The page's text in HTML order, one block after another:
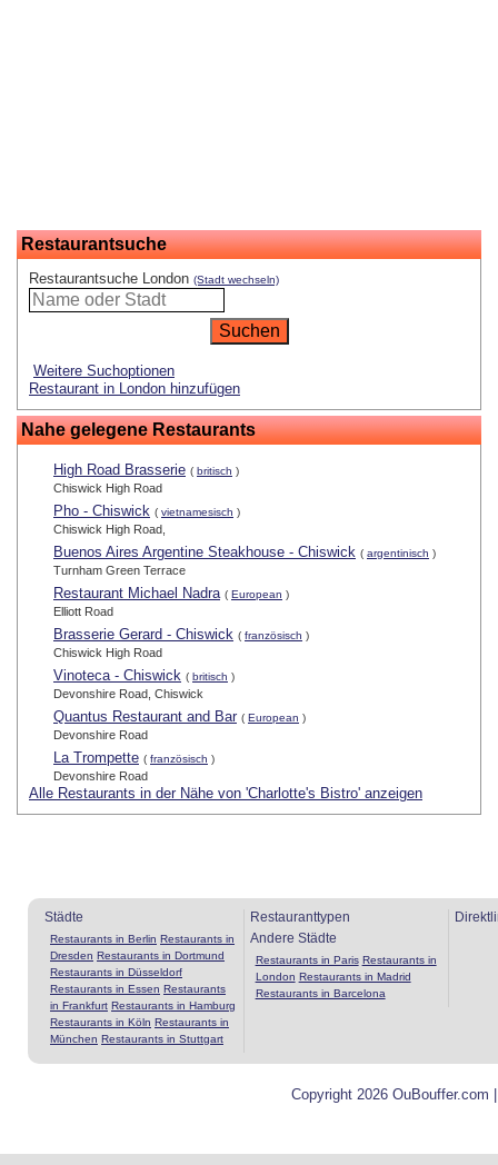
Restaurantsuche
Restaurantsuche London (Stadt wechseln)
Weitere Suchoptionen
Restaurant in London hinzufügen
Nahe gelegene Restaurants
High Road Brasserie ( britisch )
Chiswick High Road
Pho - Chiswick ( vietnamesisch )
Chiswick High Road,
Buenos Aires Argentine Steakhouse - Chiswick ( argentinisch )
Turnham Green Terrace
Restaurant Michael Nadra ( European )
Elliott Road
Brasserie Gerard - Chiswick ( französisch )
Chiswick High Road
Vinoteca - Chiswick ( britisch )
Devonshire Road, Chiswick
Quantus Restaurant and Bar ( European )
Devonshire Road
La Trompette ( französisch )
Devonshire Road
Alle Restaurants in der Nähe von 'Charlotte's Bistro' anzeigen
Städte
Restaurants in Berlin Restaurants in
Dresden Restaurants in Dortmund
Restaurants in Düsseldorf
Restaurants in Essen Restaurants
in Frankfurt Restaurants in Hamburg
Restaurants in Köln Restaurants in
München Restaurants in Stuttgart
Restauranttypen
Andere Städte
Restaurants in Paris Restaurants in
London Restaurants in Madrid
Restaurants in Barcelona
Copyright 2026 OuBouffer.com